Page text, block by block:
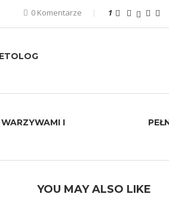
0 Komentarze 1
I
YOU MAY ALSO LIKE